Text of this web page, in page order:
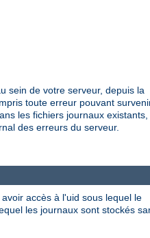
sein de votre serveur, depuis la
toute erreur pouvant
les fichiers journaux existants,
des erreurs du serveur.
accès à l'uid sous lequel le
les journaux sont stockés